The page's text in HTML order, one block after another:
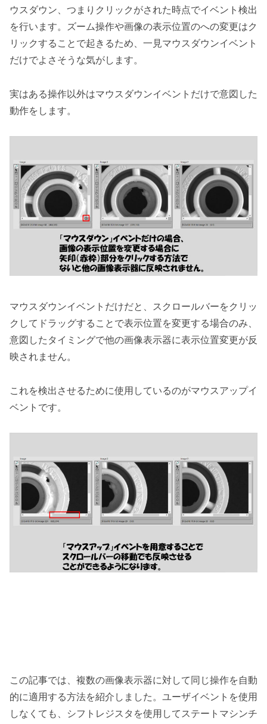
ウスダウン、つまりクリックがされた時点でイベント検出
を行います。ズーム操作や画像の表示位置のへの変更はク
リックすることで起きるため、一見マウスダウンイベント
だけでよさそうな気がします。
実はある操作以外はマウスダウンイベントだけで意図した
動作をします。
マウスダウンイベントだけだと、スクロールバーをクリッ
クしてドラッグすることで表示位置を変更する場合のみ、
意図したタイミングで他の画像表示器に表示位置変更が反
映されません。
これを検出させるために使用しているのがマウスアップイ
ベントです。
この記事では、複数の画像表示器に対して同じ操作を自動
的に適用する方法を紹介しました。ユーザイベントを使用
しなくても、シフトレジスタを使用してステートマシンチ